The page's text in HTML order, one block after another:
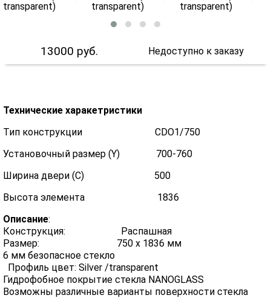
13000 руб. Недоступно к заказу
Технические харакетристики
Тип конструкции CDO1/750
Установочный размер (Y) 700-760
Ширина двери (C) 500
Высота элемента 1836
Описание:
Конструкция: Распашная
Размер: 750 х 1836 мм
6 мм безопасное стекло
Профиль цвет: Silver /transparent
Гидрофобное покрытие стекла NANOGLASS
Возможны различные варианты поверхности стекла